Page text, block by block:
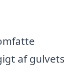
af gulvets